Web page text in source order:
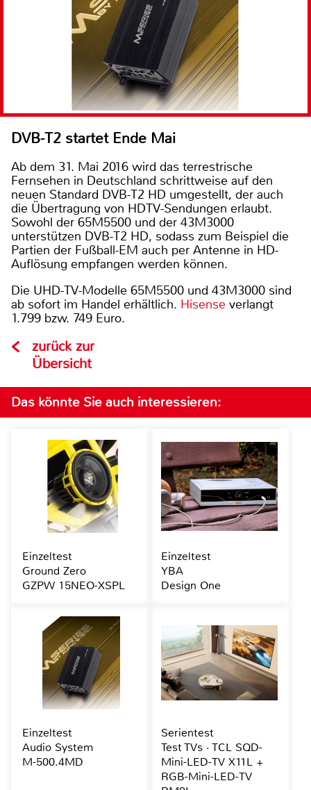
DVB-T2 startet Ende Mai
Ab dem 31. Mai 2016 wird das terrestrische
Fernsehen in Deutschland schrittweise auf den
neuen Standard DVB-T2 HD umgestellt, der auch
die Übertragung von HDTV-Sendungen erlaubt.
Sowohl der 65M5500 und der 43M3000
unterstützen DVB-T2 HD, sodass zum Beispiel die
Partien der Fußball-EM auch per Antenne in HD-
Auflösung empfangen werden können.
Die UHD-TV-Modelle 65M5500 und 43M3000 sind
ab sofort im Handel erhältlich. Hisense verlangt
1.799 bzw. 749 Euro.
zurück zur
Übersicht
Das könnte Sie auch interessieren:
Einzeltest
Ground Zero
GZPW 15NEO-XSPL
Einzeltest
YBA
Design One
Einzeltest
Audio System
M-500.4MD
Serientest
Test TVs · TCL SQD-
Mini-LED-TV X11L +
RGB-Mini-LED-TV